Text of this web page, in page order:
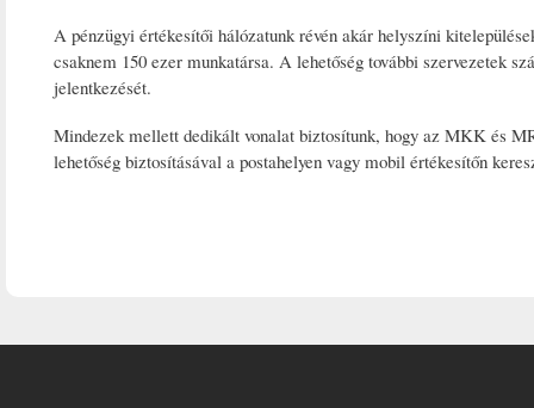
A pénzügyi értékesítői hálózatunk révén akár helyszíni
csaknem 150 ezer munkatársa. A lehetőség további szervezetek
jelentkezését.
Mindezek mellett dedikált vonalat biztosítunk, hogy az MKK és
lehetőség biztosításával a postahelyen vagy mobil értékesítőn